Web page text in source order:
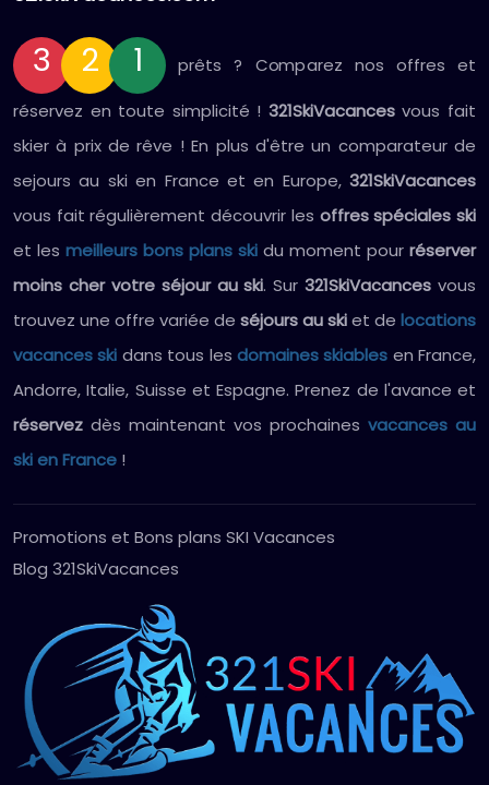
3 2 1
prêts ? Comparez nos offres et
réservez en toute simplicité ! 321SkiVacancesvous fait
skier à prix de rêve ! En plus d'être un comparateur de
sejours au ski en France et en Europe, 321SkiVacances
vous fait régulièrement découvrir les offres spéciales ski
et les meilleurs bons plans ski du moment pour réserver
moins cher votre séjour au ski. Sur321SkiVacances vous
trouvez une offre variée de séjours au skiet de locations
vacances ski dans tous les domaines skiables en France,
Andorre, Italie, Suisse et Espagne. Prenez de l'avance et
réservez dès maintenant vos prochaines vacances au
ski en France !
Promotions et Bons plans SKI Vacances
Blog 321SkiVacances